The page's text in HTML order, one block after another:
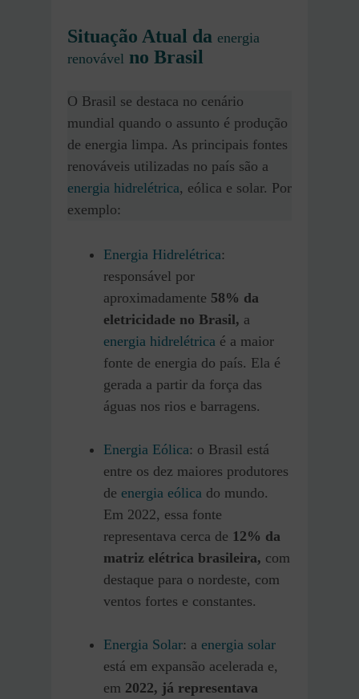
Situação Atual da energia
renovável no Brasil
O Brasil se destaca no cenário
mundial quando o assunto é produção
de energia limpa. As principais fontes
renováveis utilizadas no país são a
energia hidrelétrica, eólica e solar. Por
exemplo:
Energia Hidrelétrica:
responsável por
aproximadamente 58% da
eletricidade no Brasil, a
energia hidrelétrica é a maior
fonte de energia do país. Ela é
gerada a partir da força das
águas nos rios e barragens.
Energia Eólica: o Brasil está
entre os dez maiores produtores
de energia eólica do mundo.
Em 2022, essa fonte
representava cerca de 12% da
matriz elétrica brasileira, com
destaque para o nordeste, com
ventos fortes e constantes.
Energia Solar: a energia solar
está em expansão acelerada e,
em 2022, já representava